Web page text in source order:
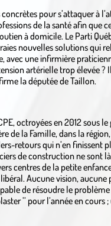
pour s’attaquer à
de la santé afin que
à domicile. Le Parti
nouvelles solutions qui
avec une infirmière
artérielle trop élevée ?
la députée de Taillon.
octroyées en 2012 sous
de la Famille, dans la
retours qui n’en finissent
de construction ne sont
centres de la petite
Aucune vision,
de résoudre le
’’ pour l’année en